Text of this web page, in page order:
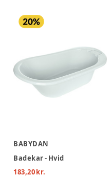
BABYDAN
Badekar - Hvid
183,20 kr.